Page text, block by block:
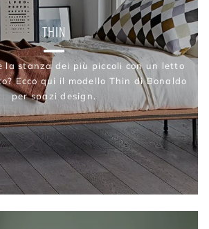
THIN
la stanza dei più piccoli con un letto
Ecco qui il modello Thin di Bonaldo
per spazi design.